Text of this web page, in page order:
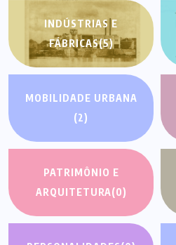
INDÚSTRIAS E
FÁBRICAS(5)
MOBILIDADE URBANA
(2)
PATRIMÔNIO E
ARQUITETURA(0)